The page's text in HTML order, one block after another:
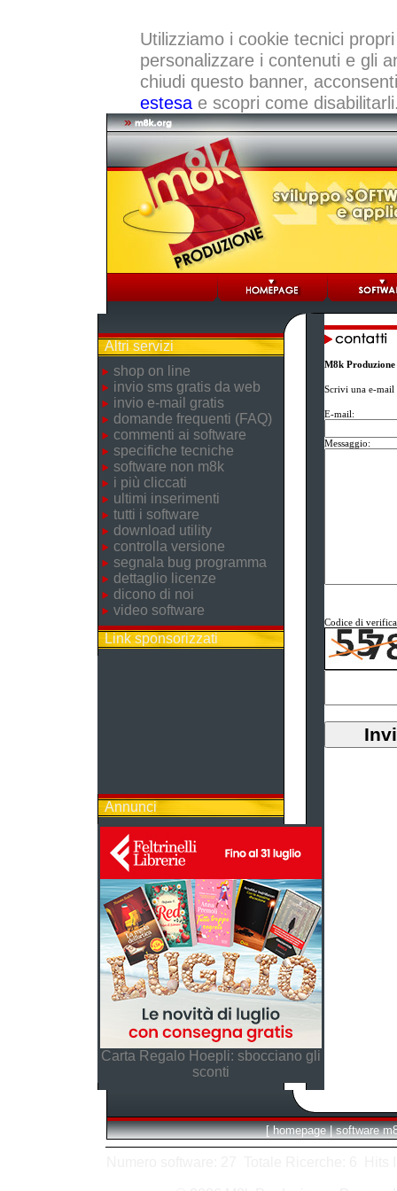
Utilizziamo i cookie tecnici
personalizzare i contenuti e gli
chiudi questo banner,
estesae scopri come
Altri servizi
shop on line
invio sms gratis da web
invio e-mail gratis
domande frequenti (FAQ)
commenti ai software
specifiche tecniche
software non m8k
i più cliccati
ultimi inserimenti
tutti i software
download utility
controlla versione
segnala bug programma
dettaglio licenze
dicono di noi
video software
Link sponsorizzati
Annunci
Carta Regalo Hoepli: sbocciano gli
sconti
M8k Produzione
Scrivi una e-mail
E-mail:
Messaggio:
Codice di
[ homepage | software